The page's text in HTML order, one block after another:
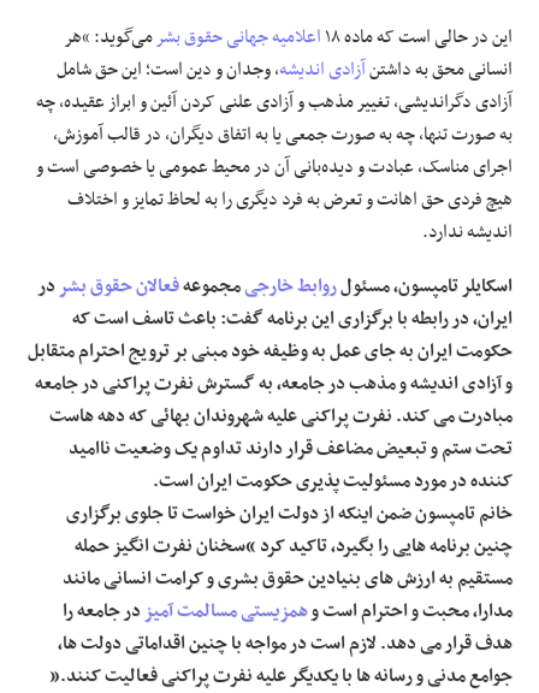
این در حالی است که ماده ۱۸
اعلامیه جهانی حقوق بشرمی‌گوید: “هر
انسانی محق به داشتنآزادی اندیشه، وجدان و دین است؛ این حق شامل
آزادی دگراندیشی، تغییر مذهب و آزادی علنی کردن آئین و ابراز عقیده، چه
به صورت تنها، چه به صورت جمعی یا به اتفاق دیگران، در قالب آموزش،
اجرای مناسک، عبادت و دیده‌بانی آن در محیط عمومی یا خصوصی است و
هیچ فردی حق اهانت و تعرض به فرد دیگری را به لحاظ تمایز و اختلاف
اندیشه ندارد.
اسکایلر تامپسون، مسئولروابط خارجیمجموعهفعالان حقوق بشر در
ایران، در رابطه با برگزاری این برنامه گفت: باعث تاسف است که
حکومت ایران به جای عمل به وظیفه خود مبنی بر ترویج احترام متقابل
و آزادی اندیشه و مذهب در جامعه، به گسترش نفرت پراکنی در جامعه
مبادرت می کند. نفرت پراکنی علیه شهروندان بهائی که دهه هاست
تحت ستم و تبعیض مضاعف قرار دارند تداوم یک وضعیت ناامید
کننده در مورد مسئولیت پذیری حکومت ایران است.
خانم تامپسون ضمن اینکه از دولت ایران خواست تا جلوی برگزاری
چنین برنامه هایی را بگیرد، تاکید کرد “سخنان نفرت انگیز حمله
مستقیم به ارزش های بنیادین حقوق بشری و کرامت انسانی مانند
مدارا، محبت و احترام است وهمزیستی مسالمت آمیز در جامعه را
هدف قرار می دهد. لازم است در مواجه با چنین اقداماتی دولت ها،
جوامع مدنی و رسانه ها با یکدیگر علیه نفرت پراکنی فعالیت کنند.”